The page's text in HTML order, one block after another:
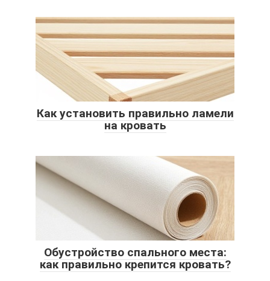
Как установить правильно ламели
на кровать
Обустройство спального места:
как правильно крепится кровать?